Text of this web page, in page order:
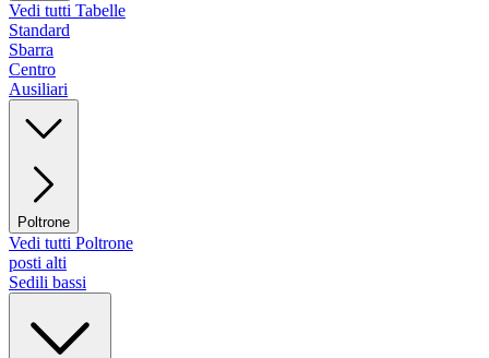
Vedi tutti Tabelle
Standard
Sbarra
Centro
Ausiliari
Poltrone
Vedi tutti Poltrone
posti alti
Sedili bassi